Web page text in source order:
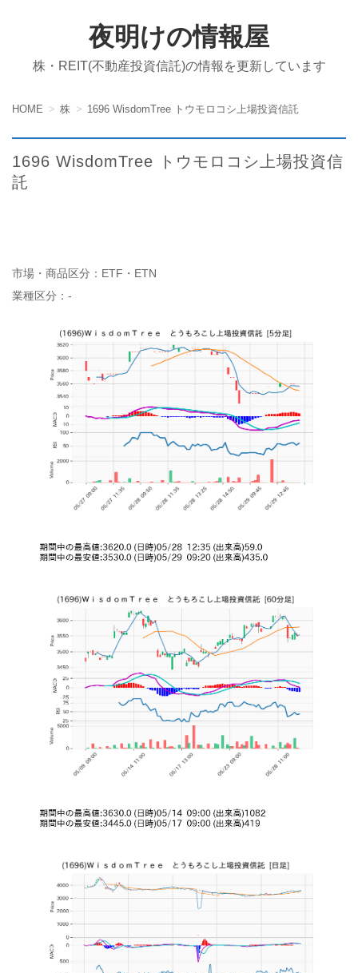
夜明けの情報屋
株・REIT(不動産投資信託)の情報を更新しています
HOME 株 1696 WisdomTree トウモロコシ上場投資信託
1696 WisdomTree トウモロコシ上場投資信
託
市場・商品区分：ETF・ETN
業種区分：-